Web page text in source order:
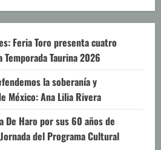
Feria Toro presenta cuatro
Taurina 2026
la soberanía y
México: Ana Lilia Rivera
De Haro por sus 60 años de
del Programa Cultural